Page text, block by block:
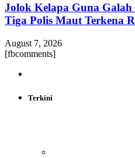
Jolok Kelapa Guna
Tiga Polis Maut Terkena
August 7, 2026
[fbcomments]
Terkini